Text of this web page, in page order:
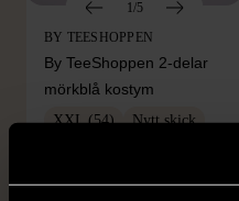
1/5
BY TEESHOPPEN
By TeeShoppen 2-delar
mörkblå kostym
XXL (54) Nytt skick